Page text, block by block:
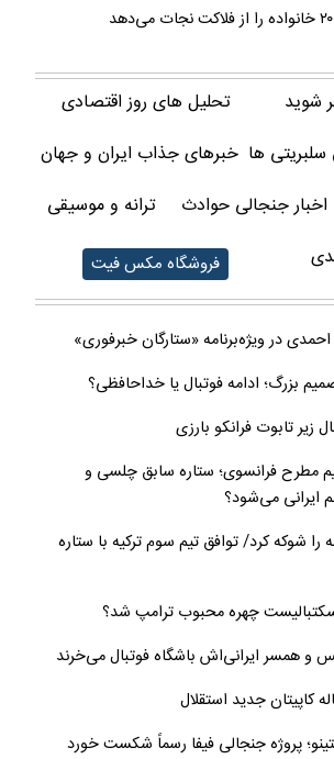
شوید
تحلیل های روز اقتصادی
ها خبرهای جذاب ایران و جهان
اخبار جنجالی حوادث
ترانه و موسیقی
فروشگاه مکس فیت
در ویژه‌برنامه «ستارگان خبرفوری»
بزرگ؛ ادامه فوتبال یا خداحافظی؟
زیر تابوت فرانکو بارزی
مطرح فرانسوی؛ ستاره سابق چلسی و
ایرانی می‌شود؟
شوکه کرد/ توافق تیم سوم ترکیه با ستاره
چهره محبوب ترامپ شد؟
و همسر ایرانی‌اش باشگاه فوتبال می‌خرند
پروژه جنجالی فیفا رسماً شکست خورد